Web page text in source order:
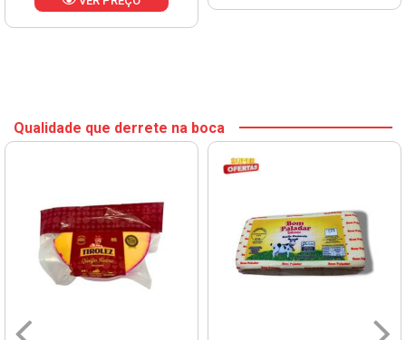
Qualidade que derrete na boca